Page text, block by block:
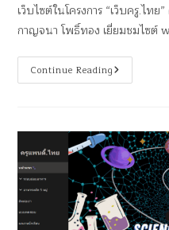
เว็บไซต์ในโครงการ “เว็บครู.ไ
กาญจนา โพธิ์ทอง เยี่ยมชมไซต์
Continue Reading